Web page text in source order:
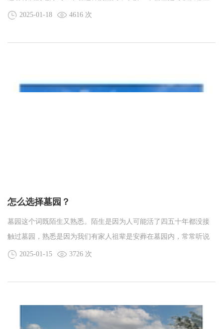
方面快速了解什么样的公墓是经营性公墓什么样的是公益性公墓。
的方面完全能区分出，但是可以侧面让大家做个了解，心里有个
2025-01-18 4616 次
怎么选择墓园？
墓园这个词既陌生又熟悉。陌生是因为人可能活了四五十年都没接
触过墓园，熟悉是因为我们有家人祖辈是安葬在墓园内，常常听说
墓园这个词。怎么选择墓园既是我们对于逝去亲人的负责又是对我
出家属对于逝者安葬的相关重视。
2025-01-15 3726 次